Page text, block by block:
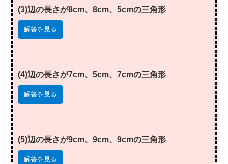
(3)辺の長さが8cm、8cm、5cmの三角形
解答を見る
(4)辺の長さが7cm、5cm、7cmの三角形
解答を見る
(5)辺の長さが9cm、9cm、9cmの三角形
解答を見る